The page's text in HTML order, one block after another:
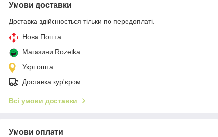
Умови доставки
Доставка здійснюється тільки по передоплаті.
Нова Пошта
Магазини Rozetka
Укрпошта
Доставка кур'єром
Всі умови доставки
Умови оплати